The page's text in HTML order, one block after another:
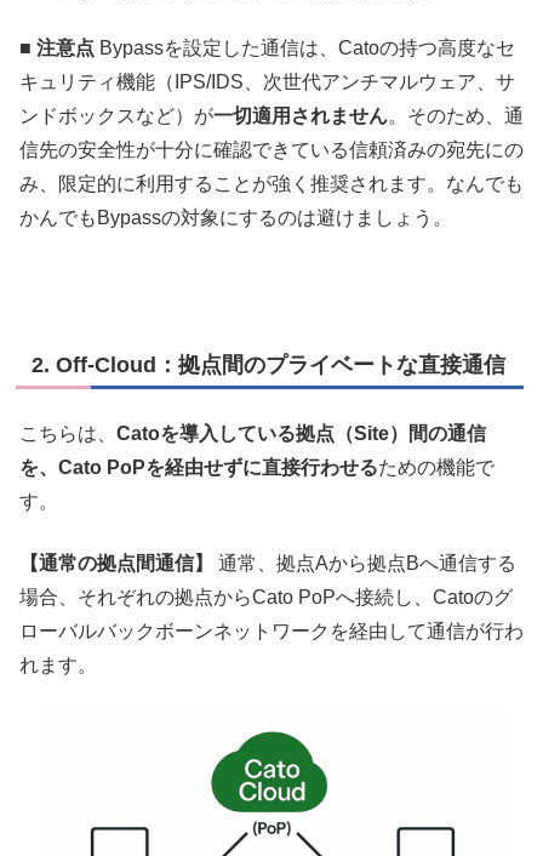
■ 注意点 Bypassを設定した通信は、Catoの持つ高度なセ
キュリティ機能（IPS/IDS、次世代アンチマルウェア、サ
ンドボックスなど）が一切適用されません。そのため、通
信先の安全性が十分に確認できている信頼済みの宛先にの
み、限定的に利用することが強く推奨されます。なんでも
かんでもBypassの対象にするのは避けましょう。
2. Off-Cloud：拠点間のプライベートな直接通信
こちらは、 Catoを導入している拠点（Site）間の通信
を、Cato PoPを経由せずに直接行わせるための機能で
す。
【通常の拠点間通信】
通常、拠点Aから拠点Bへ通信する
場合、それぞれの拠点からCato PoPへ接続し、Catoのグ
ローバルバックボーンネットワークを経由して通信が行わ
れます。